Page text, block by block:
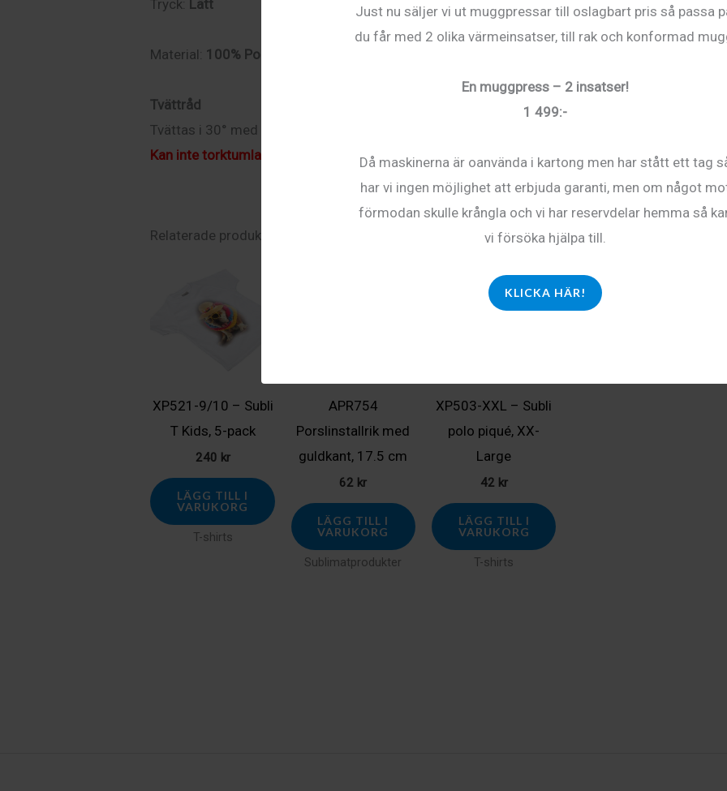
Just nu säljer vi ut muggpressar till oslagbart pris så passa
du får med 2 olika värmeinsatser, till rak och konformad
En muggpress – 2 insatser!
1 499:-
Då maskinerna är oanvända i kartong men har stått ett tag
har vi ingen möjlighet att erbjuda garanti, men om något
förmodan skulle krångla och vi har reservdelar hemma så
vi försöka hjälpa till.
KLICKA HÄR!
Tryck: Lätt
Material: 100% Polyester med Sta-cool finish
Tvättråd
Tvättas i 30° med liknande färger, kan strykas.
Kan inte torktumlas!
Relaterade produkter
XP521-9/10 – Subli
T Kids, 5-pack
240 kr
LÄGG TILL I
VARUKORG
T-shirts
APR754
Porslinstallrik med
guldkant, 17.5 cm
62 kr
LÄGG TILL I
VARUKORG
Sublimatprodukter
XP503-XXL – Subli
polo piqué, XX-
Large
42 kr
LÄGG TILL I
VARUKORG
T-shirts